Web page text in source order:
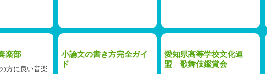
楽部
方に良い音楽
小論文の書き方完全ガイ
ド
愛知県高等学校文化連
盟 歌舞伎鑑賞会